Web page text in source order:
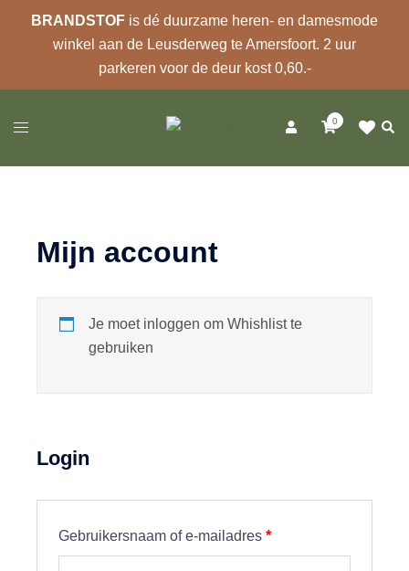
BRANDSTOF is dé duurzame heren- en damesmode
winkel aan de Leusderweg te Amersfoort. 2 uur
parkeren voor de deur kost 0,60.-
naar
inhoud
Toggle
0
Mijn account
Je moet inloggen om Whishlist te
gebruiken
Login
Gebruikersnaam of e-mailadres *Vereist